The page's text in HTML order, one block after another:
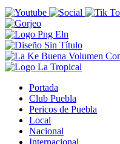
Portada
Club Puebla
Pericos de Puebla
Local
Nacional
Internacional